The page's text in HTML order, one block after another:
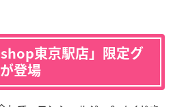
shop東京駅店」限定グ
登場